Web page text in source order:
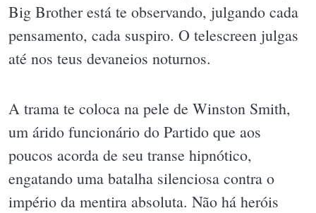
Big Brother está te observando, julgando cada
pensamento, cada suspiro. O telescreen julgas
até nos teus devaneios noturnos.
A trama te coloca na pele de Winston Smith,
um árido funcionário do Partido que aos
poucos acorda de seu transe hipnótico,
engatando uma batalha silenciosa contra o
império da mentira absoluta. Não há heróis